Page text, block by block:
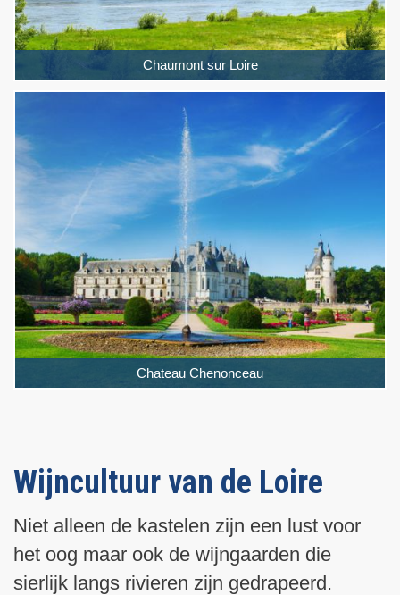
Chaumont sur Loire
Chateau Chenonceau
Wijncultuur van de Loire
Niet alleen de kastelen zijn een lust voor
het oog maar ook de wijngaarden die
sierlijk langs rivieren zijn gedrapeerd.